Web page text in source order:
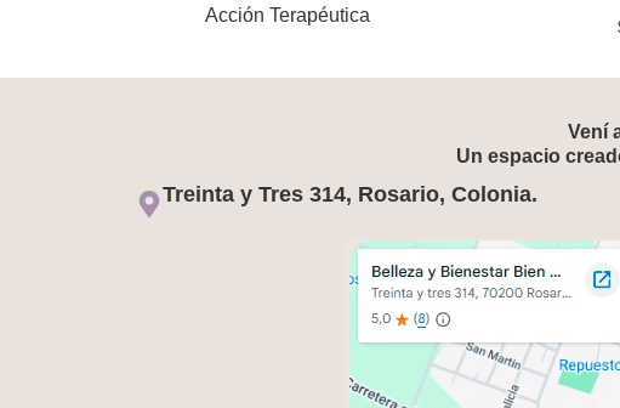
Acción Terapéutica
Vení
Un espacio
Treinta y Tres 314, Rosario, Colonia.